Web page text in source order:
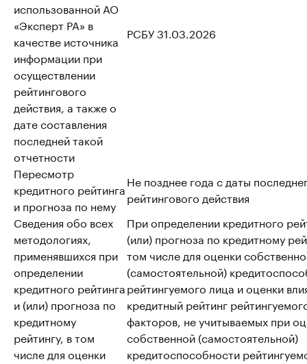
использованной АО
«Эксперт РА» в
качестве источника
информации при
осуществлении
рейтингового
действия, а также о
дате составления
последней такой
отчетности
РСБУ 31.03.2026
Пересмотр
кредитного рейтинга
и прогноза по нему
Не позднее года с даты
рейтингового действия
Сведения обо всех
методологиях,
применявшихся при
определении
кредитного рейтинга
и (или) прогноза по
кредитному
рейтингу, в том
числе для оценки
При определении кредитного
(или) прогноза по кредитному
том числе для оценки
(самостоятельной)
рейтингуемого лица и оценки
кредитный рейтинг
факторов, не учитываемых при
собственной (самостоятельной)
кредитоспособности